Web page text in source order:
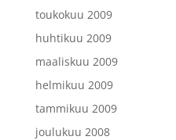
toukokuu 2009
huhtikuu 2009
maaliskuu 2009
helmikuu 2009
tammikuu 2009
joulukuu 2008